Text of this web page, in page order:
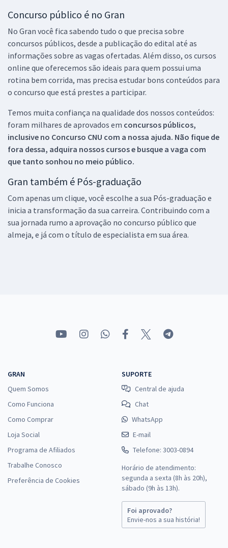
Concurso público é no Gran
No Gran você fica sabendo tudo o que precisa sobre
concursos públicos, desde a publicação do edital até as
informações sobre as vagas ofertadas. Além disso, os cursos
online que oferecemos são ideais para quem possui uma
rotina bem corrida, mas precisa estudar bons conteúdos para
o concurso que está prestes a participar.
Temos muita confiança na qualidade dos nossos conteúdos:
foram milhares de aprovados em concursos públicos,
inclusive no Concurso CNU com a nossa ajuda. Não fique de
fora dessa, adquira nossos cursos e busque a vaga com
que tanto sonhou no meio público.
Gran também é Pós-graduação
Com apenas um clique, você escolhe a sua Pós-graduação e
inicia a transformação da sua carreira. Contribuindo com a
sua jornada rumo a aprovação no concurso público que
almeja, e já com o título de especialista em sua área.
GRAN
Quem Somos
Como Funciona
Como Comprar
Loja Social
Programa de Afiliados
Trabalhe Conosco
Preferência de Cookies
SUPORTE
Central de ajuda
Chat
WhatsApp
E-mail
Telefone: 3003-0894
Horário de atendimento:
segunda a sexta (8h às 20h),
sábado (9h às 13h).
Foi aprovado?
Envie-nos a sua história!